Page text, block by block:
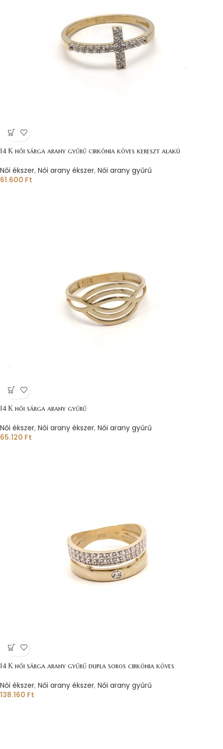
14 K női sárga arany gyűrű cirkónia köves kereszt alakú
Női ékszer, Női arany ékszer, Női arany gyűrű
61.600 Ft
14 K női sárga arany gyűrű
Női ékszer, Női arany ékszer, Női arany gyűrű
65.120 Ft
14 K női sárga arany gyűrű dupla soros cirkónia köves
Női ékszer, Női arany ékszer, Női arany gyűrű
138.160 Ft